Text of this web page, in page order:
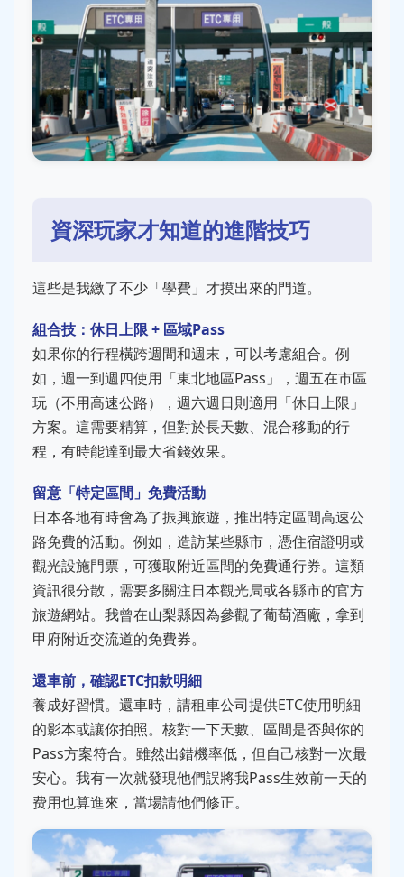
資深玩家才知道的進階技巧
這些是我繳了不少「學費」才摸出來的門道。
組合技：休日上限 + 區域Pass
如果你的行程橫跨週間和週末，可以考慮組合。例
如，週一到週四使用「東北地區Pass」，週五在市區
玩（不用高速公路），週六週日則適用「休日上限」
方案。這需要精算，但對於長天數、混合移動的行
程，有時能達到最大省錢效果。
留意「特定區間」免費活動
日本各地有時會為了振興旅遊，推出特定區間高速公
路免費的活動。例如，造訪某些縣市，憑住宿證明或
觀光設施門票，可獲取附近區間的免費通行券。這類
資訊很分散，需要多關注日本觀光局或各縣市的官方
旅遊網站。我曾在山梨縣因為參觀了葡萄酒廠，拿到
甲府附近交流道的免費券。
還車前，確認ETC扣款明細
養成好習慣。還車時，請租車公司提供ETC使用明細
的影本或讓你拍照。核對一下天數、區間是否與你的
Pass方案符合。雖然出錯機率低，但自己核對一次最
安心。我有一次就發現他們誤將我Pass生效前一天的
费用也算進來，當場請他們修正。